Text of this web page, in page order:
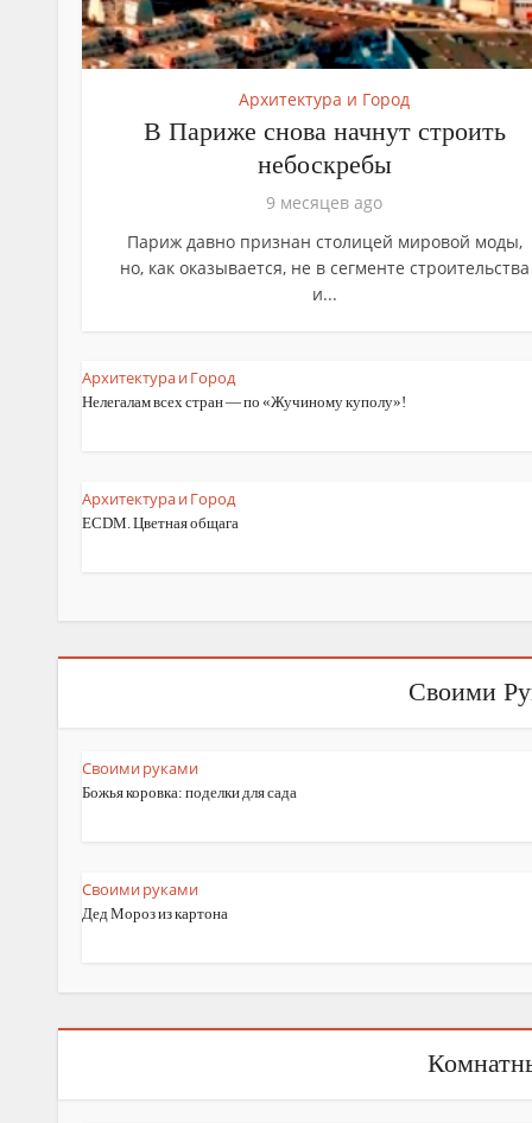
Архитектура и Город
В Париже снова начнут строить
небоскребы
9 месяцев ago
Париж давно признан столицей мировой моды,
но, как оказывается, не в сегменте строительства
и...
Архитектура и Город
Нелегалам всех стран — по «Жучиному куполу»!
Архитектура и Город
ECDM. Цветная общага
Своими
Своими руками
Божья коровка: поделки для сада
Своими руками
Дед Мороз из картона